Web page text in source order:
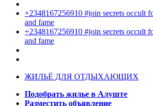
+2348167256910 #join secrets occult
and fame
+2348167256910 #join secrets occult
and fame
ЖИЛЬЁ ДЛЯ ОТДЫХАЮЩИХ
Подобрать жилье в Алуште
Разместить объявление